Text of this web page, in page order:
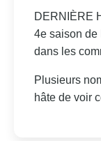
DERNIÈRE
4e saison
dans les
Plusieurs
hâte de voir